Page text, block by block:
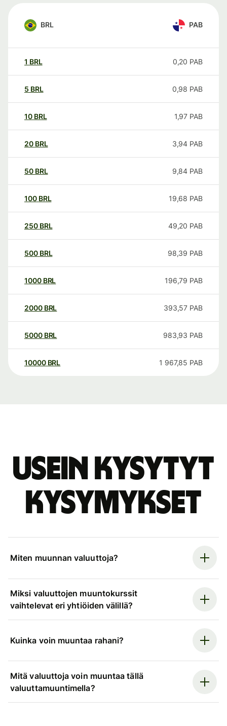
BRL PAB
1 BRL 0,20 PAB
5 BRL 0,98 PAB
10 BRL 1,97 PAB
20 BRL 3,94 PAB
50 BRL 9,84 PAB
100 BRL 19,68 PAB
250 BRL 49,20 PAB
500 BRL 98,39 PAB
1000 BRL 196,79 PAB
2000 BRL 393,57 PAB
5000 BRL 983,93 PAB
10000 BRL 1 967,85 PAB
Usein kysytyt
kysymykset
Miten muunnan valuuttoja?
Miksi valuuttojen muuntokurssit
vaihtelevat eri yhtiöiden välillä?
Kuinka voin muuntaa rahani?
Mitä valuuttoja voin muuntaa tällä
valuuttamuuntimella?